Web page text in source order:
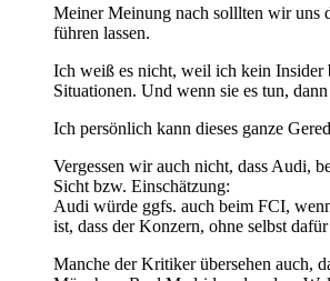
Meiner Meinung nach solllten wir uns
führen lassen.
Ich weiß es nicht, weil ich kein Insider
Situationen. Und wenn sie es tun,
Ich persönlich kann dieses ganze
Vergessen wir auch nicht, dass Audi,
Sicht bzw. Einschätzung:
Audi würde ggfs. auch beim FCI,
ist, dass der Konzern, ohne selbst
Manche der Kritiker übersehen auch,